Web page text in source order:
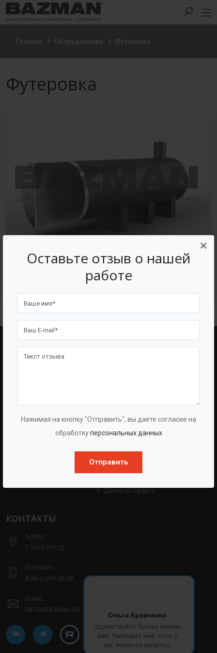
Оставьте отзыв о нашей
работе
Нажимая на кнопку "Отправить", вы даете согласие на
обработкуперсональных данных
Отправить
×
Ольга Кравченко
Здравствуйте! Готова помочь
вам. Напишите мне, если у
вас появятся вопросы.
Главная Оборудование Футеровка
Футеровка
BAZMAN
Испытаний
ПОЛЕЗНЫЕ ССЫЛКИ
Опросные Листы
Техническая Информация
Договор-Оферта
КОНТАКТЫ
АДРЕС:
Г. БЕЛГОРОД,
ТЕЛЕФОН:
8 (861) 241-02-03
EMAIL:
INFO@BAZMAN.RU